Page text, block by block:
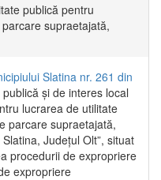
publică pentru
supraetajată,
Slatina nr. 261 din
și de interes local
lucrarea de utilitate
parcare supraetajată,
Județul Olt”, situat
procedurii de expropriere
expropriere